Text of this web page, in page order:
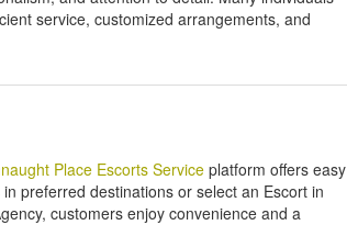
service, customized arrangements, and
Place Escorts Service platform offers easy
preferred destinations or select an Escort in
customers enjoy convenience and a